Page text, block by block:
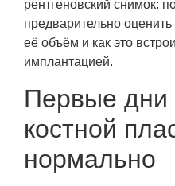
рентгеновский снимок:
предварительно
её объём и как это
имплантацией.
Первые дни
костной
нормально